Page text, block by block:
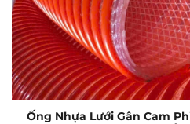
Ống Nhựa Lưới Gân Cam